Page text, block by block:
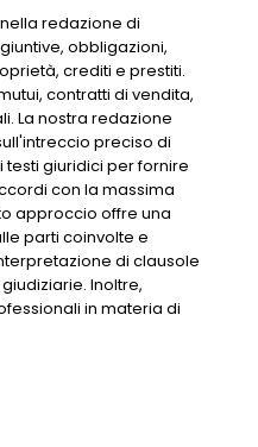
redazione di
obbligazioni,
crediti e prestiti.
contratti di vendita,
La nostra redazione
preciso di
giuridici per fornire
con la massima
approccio offre una
parti coinvolte e
di clausole
Inoltre,
in materia di